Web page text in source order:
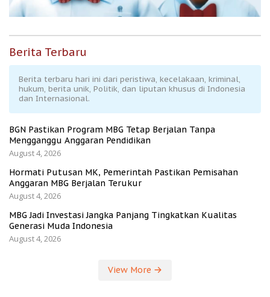
Berita Terbaru
Berita terbaru hari ini dari peristiwa, kecelakaan, kriminal,
hukum, berita unik, Politik, dan liputan khusus di Indonesia
dan Internasional.
BGN Pastikan Program MBG Tetap Berjalan Tanpa
Mengganggu Anggaran Pendidikan
August 4, 2026
Hormati Putusan MK, Pemerintah Pastikan Pemisahan
Anggaran MBG Berjalan Terukur
August 4, 2026
MBG Jadi Investasi Jangka Panjang Tingkatkan Kualitas
Generasi Muda Indonesia
August 4, 2026
View More